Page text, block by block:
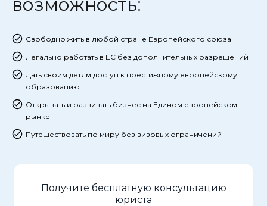
возможность:
Свободно жить в любой стране Европейского союза
Легально работать в ЕС без дополнительных разрешений
Дать своим детям доступ к престижному европейскому
образованию
Открывать и развивать бизнес на Едином европейском
рынке
Путешествовать по миру без визовых ограничений
Получите бесплатную консультацию
юриста